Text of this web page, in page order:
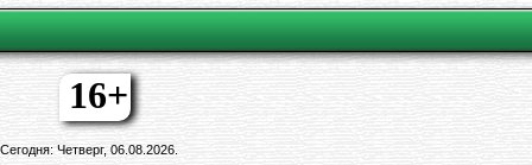
16+
Сегодня: Четверг, 06.08.2026.